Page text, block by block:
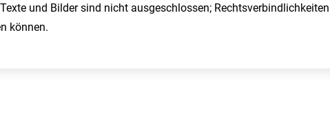
und Bilder sind nicht ausgeschlossen;
können.